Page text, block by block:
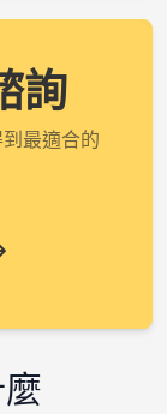
詢
最適合的